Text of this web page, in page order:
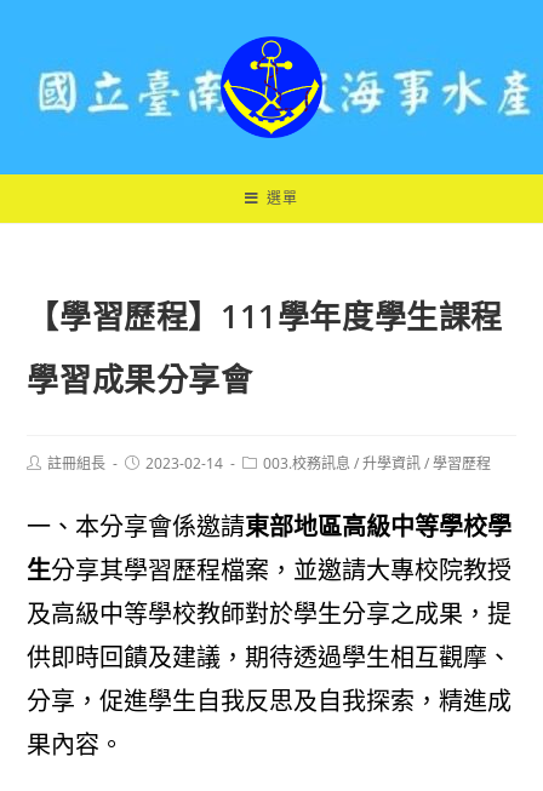
選單
【學習歷程】111學年度學生課程
學習成果分享會
Post註冊組長
Post2023-02-14
Post003.校務訊息 / 升學資訊 / 學習歷程
一、本分享會係邀請東部地區高級中等學校學
生分享其學習歷程檔案，並邀請大專校院教授
及高級中等學校教師對於學生分享之成果，提
供即時回饋及建議，期待透過學生相互觀摩、
分享，促進學生自我反思及自我探索，精進成
果內容。